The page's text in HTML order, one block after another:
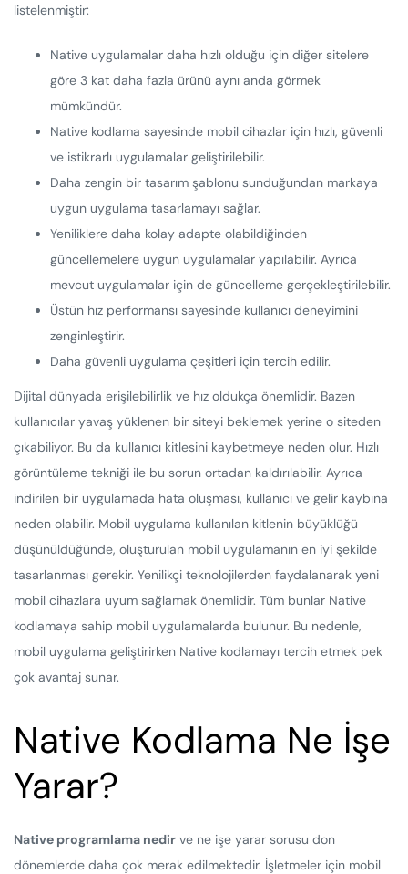
listelenmiştir:
Native uygulamalar daha hızlı olduğu için diğer sitelere
göre 3 kat daha fazla ürünü aynı anda görmek
mümkündür.
Native kodlama sayesinde mobil cihazlar için hızlı, güvenli
ve istikrarlı uygulamalar geliştirilebilir.
Daha zengin bir tasarım şablonu sunduğundan markaya
uygun uygulama tasarlamayı sağlar.
Yeniliklere daha kolay adapte olabildiğinden
güncellemelere uygun uygulamalar yapılabilir. Ayrıca
mevcut uygulamalar için de güncelleme gerçekleştirilebilir.
Üstün hız performansı sayesinde kullanıcı deneyimini
zenginleştirir.
Daha güvenli uygulama çeşitleri için tercih edilir.
Dijital dünyada erişilebilirlik ve hız oldukça önemlidir. Bazen
kullanıcılar yavaş yüklenen bir siteyi beklemek yerine o siteden
çıkabiliyor. Bu da kullanıcı kitlesini kaybetmeye neden olur. Hızlı
görüntüleme tekniği ile bu sorun ortadan kaldırılabilir. Ayrıca
indirilen bir uygulamada hata oluşması, kullanıcı ve gelir kaybına
neden olabilir. Mobil uygulama kullanılan kitlenin büyüklüğü
düşünüldüğünde, oluşturulan mobil uygulamanın en iyi şekilde
tasarlanması gerekir. Yenilikçi teknolojilerden faydalanarak yeni
mobil cihazlara uyum sağlamak önemlidir. Tüm bunlar Native
kodlamaya sahip mobil uygulamalarda bulunur. Bu nedenle,
mobil uygulama geliştirirken Native kodlamayı tercih etmek pek
çok avantaj sunar.
Native Kodlama Ne İşe
Yarar?
Native programlama nedir ve ne işe yarar sorusu don
dönemlerde daha çok merak edilmektedir. İşletmeler için mobil